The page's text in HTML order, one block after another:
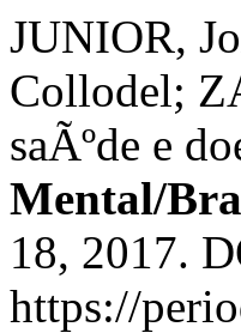
JUNIOR,
Collodel;
saÃºde e
Mental/
18, 2017.
https://